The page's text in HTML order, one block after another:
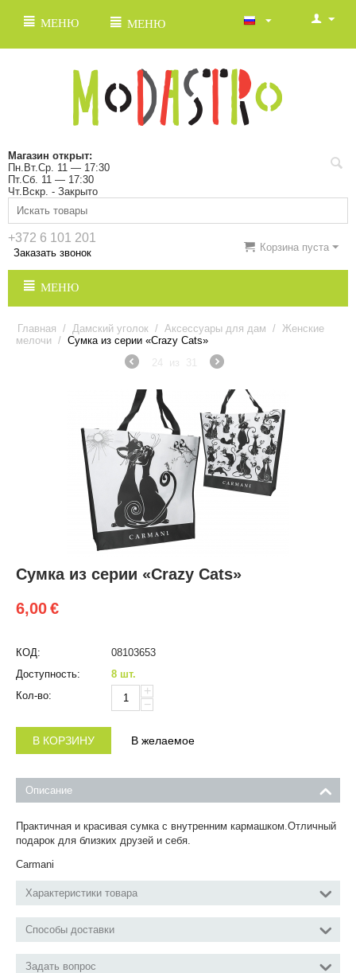
МЕНЮ МЕНЮ
Магазин открыт:
Пн.Вт.Ср. 11 — 17:30
Пт.Сб. 11 — 17:30
Чт.Вскр. - Закрыто
+372 6 101 201
Заказать звонок Корзина пуста
МЕНЮ
Главная / Дамский уголок / Аксессуары для дам / Женские
мелочи / Сумка из серии «Crazy Cats»
24
из 31
Сумка из серии «Crazy Cats»
6,00€
КОД:
08103653
Доступность:
8 шт.
Кол-во:
+
−
В КОРЗИНУ В желаемое
Описание
Практичная и красивая сумка с внутренним кармашком.Отличный
подарок для близких друзей и себя.
Carmani
Характеристики товара
Способы доставки
Задать вопрос